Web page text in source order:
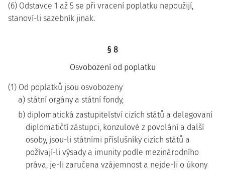
(6) Odstavce 1 až 5 se při vracení poplatku nepoužijí,
stanoví-li sazebník jinak.
§ 8
Osvobození od poplatku
(1) Od poplatků jsou osvobozeny
a) státní orgány a státní fondy,
b) diplomatická zastupitelství cizích států a delegovaní
diplomatičtí zástupci, konzulové z povolání a další
osoby, jsou-li státními příslušníky cizích států a
požívají-li výsady a imunity podle mezinárodního
práva, je-li zaručena vzájemnost a nejde-li o úkony